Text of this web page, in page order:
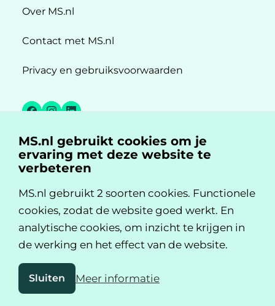
Over MS.nl
Contact met MS.nl
Privacy en gebruiksvoorwaarden
Facebook
Instagram
LinkedIn
MS.nl is een initiatief van:
MS.nl gebruikt cookies om je
ervaring met deze website te
verbeteren
MS.nl gebruikt 2 soorten cookies. Functionele
cookies, zodat de website goed werkt. En
analytische cookies, om inzicht te krijgen in
de werking en het effect van de website.
Sluiten Meer informatie